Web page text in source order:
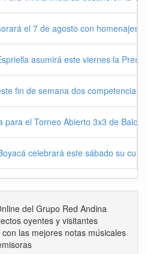
el 7 de agosto con homenajes
asumirá este viernes la
fin de semana dos competencias
para el Torneo Abierto 3x3 de
celebrará este sábado su
del Grupo Red Andina
oyentes y visitantes
las mejores notas músicales